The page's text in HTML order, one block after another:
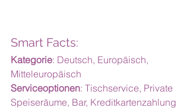
Smart Facts:
Kategorie: Deutsch, Europäisch,
Mitteleuropäisch
Serviceoptionen: Tischservice, Private
Speiseräume, Bar, Kreditkartenzahlung